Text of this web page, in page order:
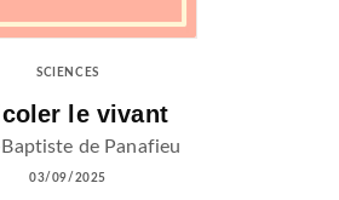
SCIENCES
le vivant
de Panafieu
03/09/2025